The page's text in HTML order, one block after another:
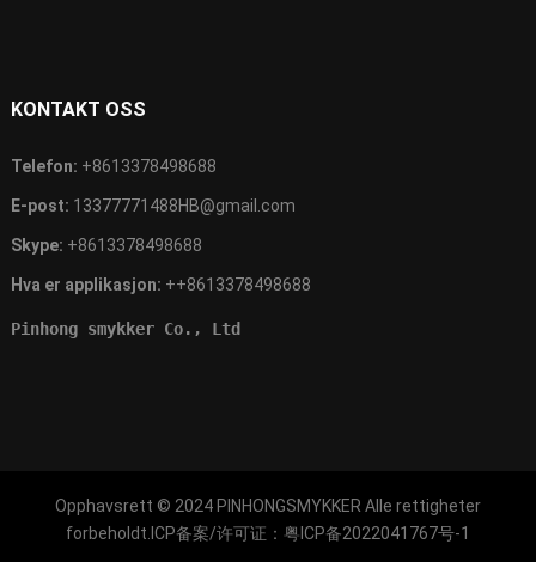
KONTAKT OSS
Telefon: +8613378498688
E-post: 13377771488HB@gmail.com
Skype: +8613378498688
Hva er applikasjon: ++8613378498688
Pinhong smykker Co., Ltd
Opphavsrett © 2024 PINHONGSMYKKER Alle rettigheter
forbeholdt.ICP备案/许可证： 粤ICP备2022041767号-1